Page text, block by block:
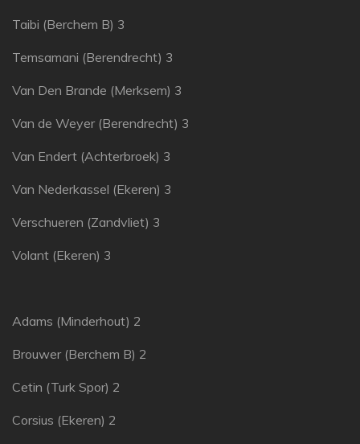
Taibi (Berchem B) 3
Temsamani (Berendrecht) 3
Van Den Brande (Merksem) 3
Van de Weyer (Berendrecht) 3
Van Endert (Achterbroek) 3
Van Nederkassel (Ekeren) 3
Verschueren (Zandvliet) 3
Volant (Ekeren) 3
Adams (Minderhout) 2
Brouwer (Berchem B) 2
Cetin (Turk Spor) 2
Corsius (Ekeren) 2